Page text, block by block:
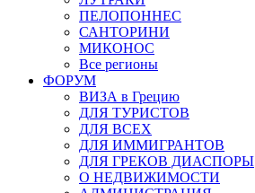
ПЕЛОПОННЕС
САНТОРИНИ
МИКОНОС
Все регионы
ФОРУМ
ВИЗА в Грецию
ДЛЯ ТУРИСТОВ
ДЛЯ ВСЕХ
ДЛЯ ИММИГРАНТОВ
ДЛЯ ГРЕКОВ ДИАСПОРЫ
О НЕДВИЖИМОСТИ